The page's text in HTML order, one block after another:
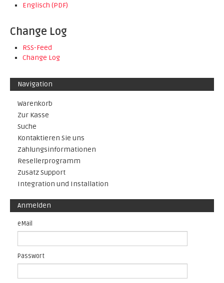
Englisch (PDF)
Change Log
RSS-Feed
Change Log
Navigation
Warenkorb
Zur Kasse
Suche
Kontaktieren Sie uns
Zahlungsinformationen
Resellerprogramm
Zusatz Support
Integration und Installation
Anmelden
eMail
Passwort